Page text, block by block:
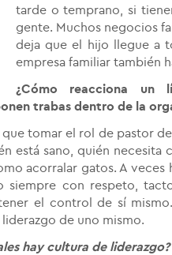
tarde o temprano, si
gente. Muchos negocios
deja que el hijo llegue a
empresa familiar también
¿Cómo reacciona
trabas dentro de la
tomar el rol de pastor
está sano, quién
acorralar gatos. A
siempre con respeto,
el control de sí
de uno mismo.
hay cultura de liderazgo?